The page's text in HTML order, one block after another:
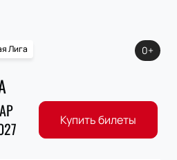
Лига
0+
Купить билеты